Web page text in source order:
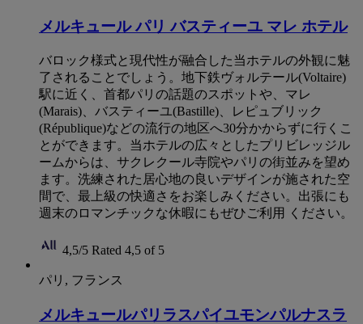
メルキュール パリ バスティーユ マレ ホテル
バロック様式と現代性が融合した当ホテルの外観に魅
了されることでしょう。地下鉄ヴォルテール(Voltaire)
駅に近く、首都パリの話題のスポットや、マレ
(Marais)、バスティーユ(Bastille)、レピュブリック
(République)などの流行の地区へ30分かからずに行くこ
とができます。当ホテルの広々としたプリビレッジル
ームからは、サクレクール寺院やパリの街並みを望め
ます。洗練された居心地の良いデザインが施された空
間で、最上級の快適さをお楽しみください。出張にも
週末のロマンチックな休暇にもぜひご利用 ください。
4,5/5 Rated 4,5 of 5
パリ, フランス
メルキュールパリラスパイユモンパルナスラ